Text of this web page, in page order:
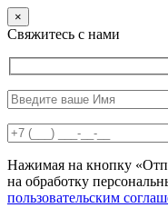
×
Свяжитесь с нами
Нажимая на кнопку
на обработку
пользовательским